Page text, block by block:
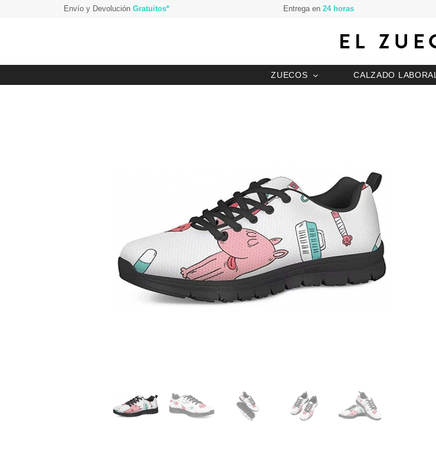
Envío y Devolución Gratuitos* Entrega en 24 horas
ZUECOS CALZADO LABORAL